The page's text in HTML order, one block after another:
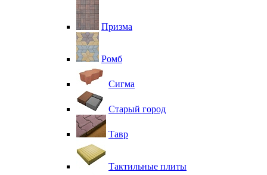
Призма
Ромб
Сигма
Старый город
Тавр
Тактильные плиты